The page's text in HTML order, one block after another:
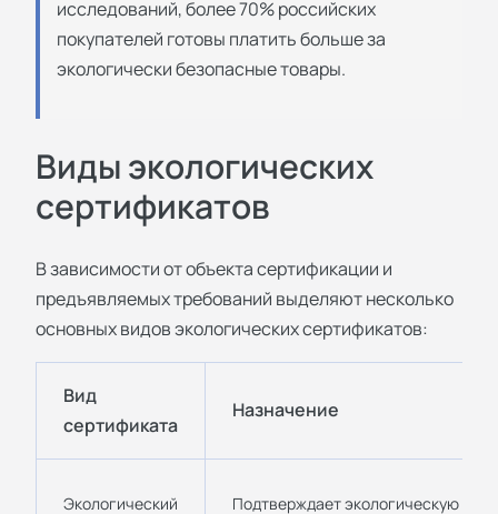
исследований, более 70% российских
покупателей готовы платить больше за
экологически безопасные товары.
Виды экологических
сертификатов
В зависимости от объекта сертификации и
предъявляемых требований выделяют несколько
основных видов экологических сертификатов:
Вид
сертификата
Назначение
Экологический
Подтверждает экологическую